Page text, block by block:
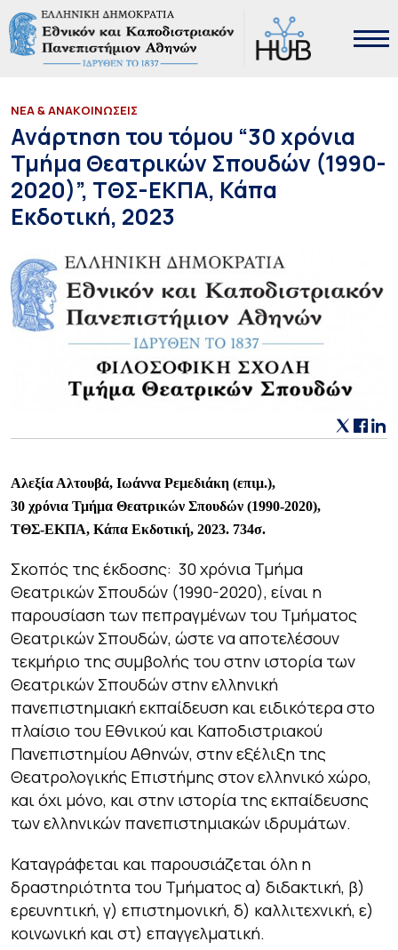
ΝΕΑ & ΑΝΑΚΟΙΝΩΣΕΙΣ
Ανάρτηση του τόμου “30 χρόνια
Τμήμα Θεατρικών Σπουδών (1990-
2020)”, ΤΘΣ-ΕΚΠΑ, Κάπα
Εκδοτική, 2023
Αλεξία Αλτουβά, Ιωάννα Ρεμεδιάκη (επιμ.),
30 χρόνια Τμήμα Θεατρικών Σπουδών (1990-2020),
ΤΘΣ-ΕΚΠΑ, Κάπα Εκδοτική, 2023. 734σ.
Σκοπός της έκδοσης: 30 χρόνια Τμήμα
Θεατρικών Σπουδών (1990-2020), είναι η
παρουσίαση των πεπραγμένων του Τμήματος
Θεατρικών Σπουδών, ώστε να αποτελέσουν
τεκμήριο της συμβολής του στην ιστορία των
Θεατρικών Σπουδών στην ελληνική
πανεπιστημιακή εκπαίδευση και ειδικότερα στο
πλαίσιο του Εθνικού και Καποδιστριακού
Πανεπιστημίου Αθηνών, στην εξέλιξη της
Θεατρολογικής Επιστήμης στον ελληνικό χώρο,
και όχι μόνο, και στην ιστορία της εκπαίδευσης
των ελληνικών πανεπιστημιακών ιδρυμάτων.
Καταγράφεται και παρουσιάζεται όλη η
δραστηριότητα του Τμήματος α) διδακτική, β)
ερευνητική, γ) επιστημονική, δ) καλλιτεχνική, ε)
κοινωνική και στ) επαγγελματική.